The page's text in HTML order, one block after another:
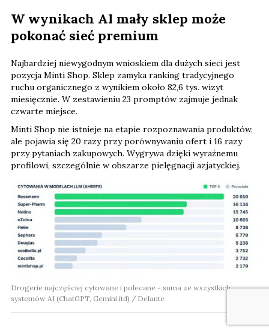
W wynikach AI mały sklep może
pokonać sieć premium
Najbardziej niewygodnym wnioskiem dla dużych sieci jest
pozycja Minti Shop. Sklep zamyka ranking tradycyjnego
ruchu organicznego z wynikiem około 82,6 tys. wizyt
miesięcznie. W zestawieniu 23 promptów zajmuje jednak
czwarte miejsce.
Minti Shop nie istnieje na etapie rozpoznawania produktów,
ale pojawia się 20 razy przy porównywaniu ofert i 16 razy
przy pytaniach zakupowych. Wygrywa dzięki wyraźnemu
profilowi, szczególnie w obszarze pielęgnacji azjatyckiej.
Drogerie najczęściej cytowane i polecane - suma ze wszystkich
systemów AI (ChatGPT, Gemini itd)
Delante